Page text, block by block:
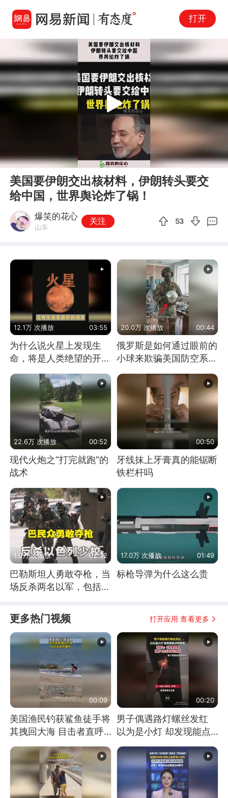
打开
00:00 00:12
Play
美国要伊朗交出核材料，伊朗转头要交
给中国，世界舆论炸了锅！
爆笑的花心
山东
关注 53
12.1万 次播放 03:55
为什么说火星上发现生
命，将是人类绝望的开
始？
20.0万 次播放 00:44
俄罗斯是如何通过眼前的
小球来欺骗美国防空系统
的
22.6万 次播放 00:52
现代火炮之“打完就跑”的
战术
00:50
牙线抹上牙膏真的能锯断
铁栏杆吗
1.9万 次播放 02:32
巴勒斯坦人勇敢夺枪，当
场反杀两名以军，包括一
17.0万 次播放 01:49
标枪导弹为什么这么贵
更多热门视频 打开应用 查看更多
00:09
美国渔民钓获鲨鱼徒手将
其拽回大海 目击者直呼
震惊 （视频来源：参考
消息）
00:20
男子偶遇路灯螺丝发红
以为是小灯 却发现能点
燃香烟 当事人：已报警
处理